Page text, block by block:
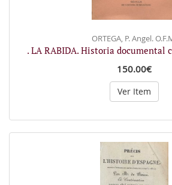
ORTEGA, P. Angel.
. LA RABIDA. Historia documental
150.00€
Ver Item